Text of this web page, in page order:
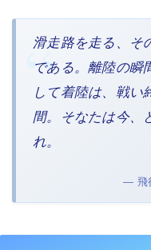
滑走路を走る、そ
である。離陸の瞬
して着陸は、戦い
間。そなたは今、
れ。
— 飛